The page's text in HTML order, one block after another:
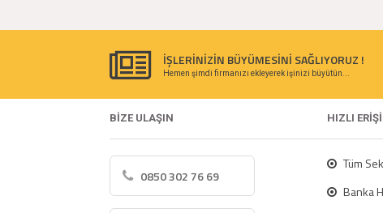
İŞLERİNİZİN BÜYÜMESİNİ SAĞLIYORUZ !
Hemen şimdi firmanızı ekleyerek işinizi büyütün...
BİZE ULAŞIN HIZLI
0850 302 76 69
Tüm
Banka